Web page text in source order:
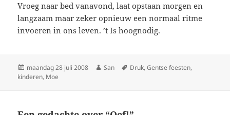
Vroeg naar bed vanavond, laat opstaan morgen en
langzaam maar zeker opnieuw een normaal ritme
invoeren in ons leven. ’t Is hoognodig.
Geplaatst
op
maandag 28 juli 2008 Auteur
San Tags
Druk,Gentse feesten,
kinderen, Moe